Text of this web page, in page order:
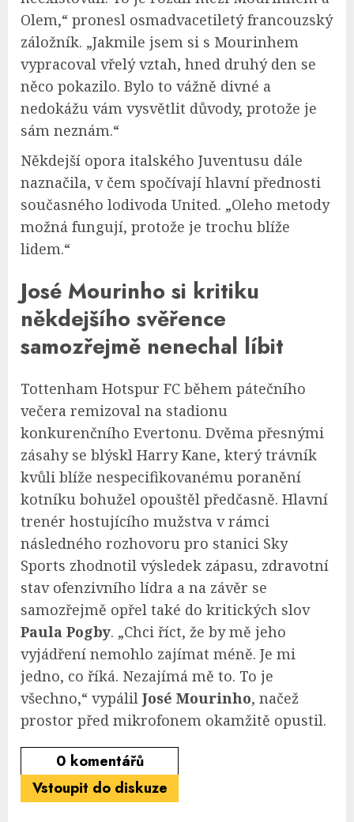
Olem,“ pronesl osmadvacetiletý francouzský
záložník. „Jakmile jsem si s Mourinhem
vypracoval vřelý vztah, hned druhý den se
něco pokazilo. Bylo to vážně divné a
nedokážu vám vysvětlit důvody, protože je
sám neznám.“
Někdejší opora italského Juventusu dále
naznačila, v čem spočívají hlavní přednosti
současného lodivoda United. „Oleho metody
možná fungují, protože je trochu blíže
lidem.“
José Mourinho si kritiku
někdejšího svěřence
samozřejmě nenechal líbit
Tottenham Hotspur FC během pátečního
večera remizoval na stadionu
konkurenčního Evertonu. Dvěma přesnými
zásahy se blýskl Harry Kane, který trávník
kvůli blíže nespecifikovanému poranění
kotníku bohužel opouštěl předčasně. Hlavní
trenér hostujícího mužstva v rámci
následného rozhovoru pro stanici Sky
Sports zhodnotil výsledek zápasu, zdravotní
stav ofenzivního lídra a na závěr se
samozřejmě opřel také do kritických slov
Paula Pogby. „Chci říct, že by mě jeho
vyjádření nemohlo zajímat méně. Je mi
jedno, co říká. Nezajímá mě to. To je
všechno,“ vypálil José Mourinho, načež
prostor před mikrofonem okamžitě opustil.
0 komentářů
Vstoupit do diskuze